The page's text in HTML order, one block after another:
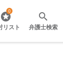
0
リスト 弁護士検索